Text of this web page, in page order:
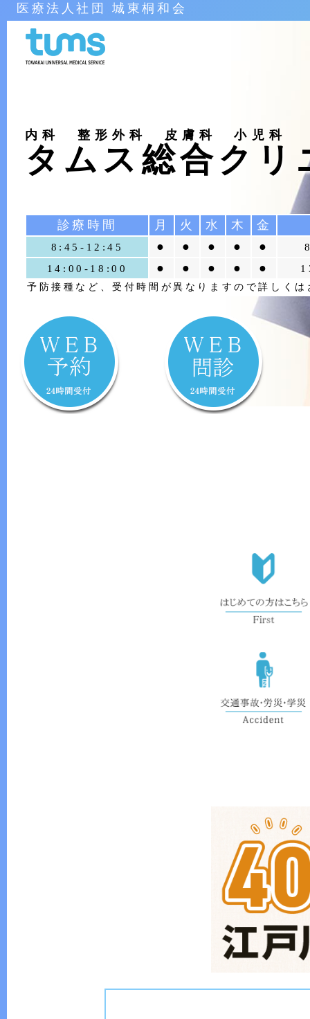
医療法人社団 城東桐和会
内科 整形外科 皮膚科 小児科
タムス総合クリ
診療時間 月 火 水 木 金
8:45- 12:45 ● ● ● ● ●
14:00- 18:00 ● ● ● ● ●
予防接種など、受付時間が異なりますので詳しく